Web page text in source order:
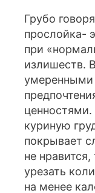
Грубо
прослойка-
при
излишеств.
ценностями.
куриную
покрывает
не нравится,
урезать
на менее